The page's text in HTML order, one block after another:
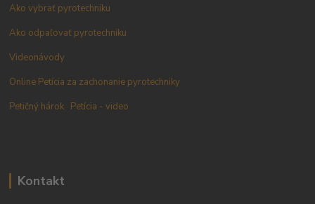
Ako vybrať pyrotechniku
Ako odpaľovať pyrotechniku
Videonávody
Online Petícia za zachonanie pyrotechniky
Petičný hárok Petícia - video
Kontakt